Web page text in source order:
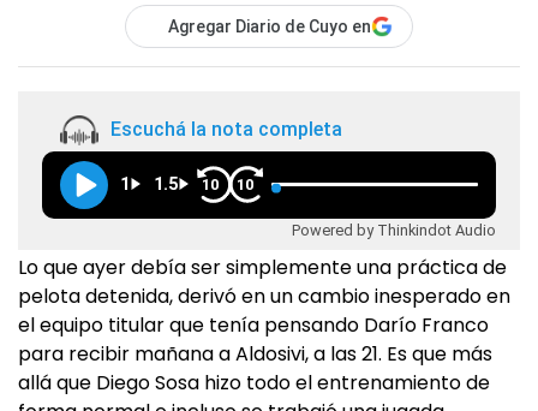
Agregar Diario de Cuyo en
Escuchá la nota completa
1 1.5 10 10
Powered by Thinkindot Audio
Lo que ayer debía ser simplemente una práctica de
pelota detenida, derivó en un cambio inesperado en
el equipo titular que tenía pensando Darío Franco
para recibir mañana a Aldosivi, a las 21. Es que más
allá que Diego Sosa hizo todo el entrenamiento de